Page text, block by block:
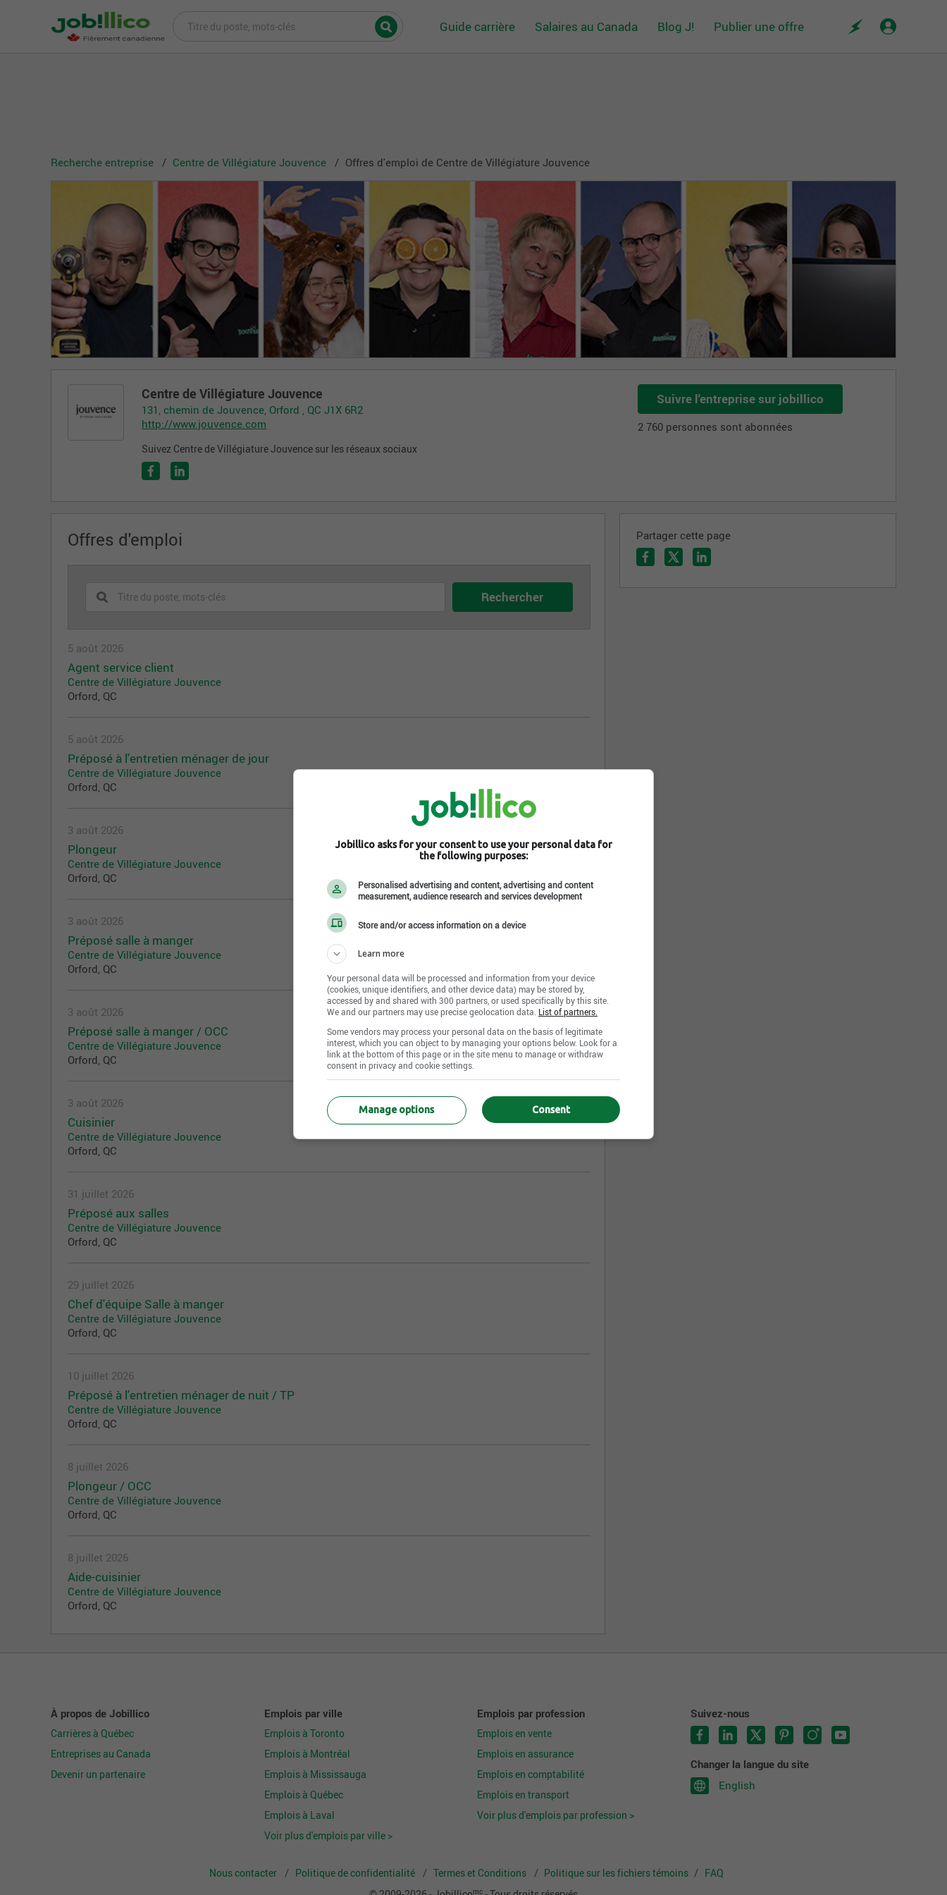
Guide carrière Salaires au Canada Blog J! Publier une offre
Recherche entreprise Centre de Villégiature Jouvence Offres d'emploi de Centre de Villégiature Jouvence
Centre de Villégiature Jouvence
131, chemin de Jouvence, Orford , QC J1X 6R2
http://www.jouvence.com
Suivez Centre de Villégiature Jouvence sur les réseaux sociaux
Suivre l'entreprise sur jobillico
2 760 personnes sont abonnées
Offres d'emploi
5 août 2026
Agent service client
Centre de Villégiature Jouvence
Orford, QC
5 août 2026
Préposé à l'entretien ménager de jour
Centre de Villégiature Jouvence
Orford, QC
3 août 2026
Plongeur
Centre de Villégiature Jouvence
Orford, QC
3 août 2026
Préposé salle à manger
Centre de Villégiature Jouvence
Orford, QC
3 août 2026
Préposé salle à manger / OCC
Centre de Villégiature Jouvence
Orford, QC
3 août 2026
Cuisinier
Centre de Villégiature Jouvence
Orford, QC
31 juillet 2026
Préposé aux salles
Centre de Villégiature Jouvence
Orford, QC
29 juillet 2026
Chef d'équipe Salle à manger
Centre de Villégiature Jouvence
Orford, QC
10 juillet 2026
Préposé à l'entretien ménager de nuit / TP
Centre de Villégiature Jouvence
Orford, QC
8 juillet 2026
Plongeur / OCC
Centre de Villégiature Jouvence
Orford, QC
8 juillet 2026
Aide-cuisinier
Centre de Villégiature Jouvence
Orford, QC
Partager cette page
À propos de Jobillico
Carrières à Québec
Entreprises au Canada
Devenir un partenaire
Emplois par ville
Emplois à Toronto
Emplois à Montréal
Emplois à Mississauga
Emplois à Québec
Emplois à Laval
Voir plus d'emplois par ville >
Emplois par profession
Emplois en vente
Emplois en assurance
Emplois en comptabilité
Emplois en transport
Voir plus d'emplois par profession >
Suivez-nous
Changer la langue du site
English
Nous contacter Politique de confidentialité Termes et Conditions Politique sur les fichiers témoins
FAQ
mc
Jobillico asks for your consent to use your personal data for
the following purposes:
Personalised advertising and content, advertising and content
measurement, audience research and services development
Store and/or access information on a device
Learn more
Your personal data will be processed and information from your device
(cookies, unique identifiers, and other device data) may be stored by,
accessed by and shared with 300 partners, or used specifically by this site.
We and our partners may use precise geolocation data. List of partners.
Some vendors may process your personal data on the basis of legitimate
interest, which you can object to by managing your options below. Look for a
link at the bottom of this page or in the site menu to manage or withdraw
consent in privacy and cookie settings.
Consent
Manage options